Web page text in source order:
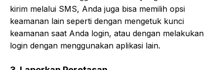
kirim melalui SMS, Anda juga bisa memilih opsi
keamanan lain seperti dengan mengetuk kunci
keamanan saat Anda login, atau dengan melakukan
login dengan menggunakan aplikasi lain.